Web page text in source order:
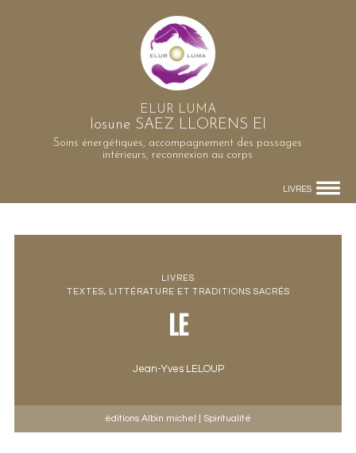
ELUR LUMA
Iosune SAEZ LLORENS EI
Soins énergétiques, accompagnement des passages
intérieurs, reconnexion au corps
LIVRES
LIVRES
TEXTES, LITTÉRATURE ET TRADITIONS SACRÉS
LE
Jean-Yves LELOUP
éditions Albin michel | Spiritualité